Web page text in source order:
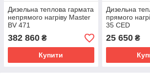
Дизельна теплова гармата
непрямого нагріву Master
BV 471
382 860 ₴
Купити
Дизельна
прямого
35 CED
25 650₴